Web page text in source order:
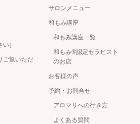
）
ご覧いただ
サロンメニュー
和もみ講座
和もみ講座一覧
和もみ®認定セラピスト
のお店
お客様の声
予約・お問合せ
アロマリへの行き方
よくある質問